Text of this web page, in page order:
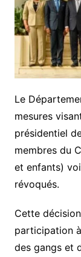
Le
mesures
présidentiel
membres du
et enfants)
révoqués.
Cette
participation
des gangs et